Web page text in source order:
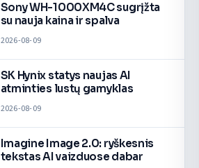
Sony WH-1000XM4C sugrįžta
su nauja kaina ir spalva
2026-08-09
SK Hynix statys naujas AI
atminties lustų gamyklas
2026-08-09
Imagine Image 2.0: ryškesnis
tekstas AI vaizduose dabar